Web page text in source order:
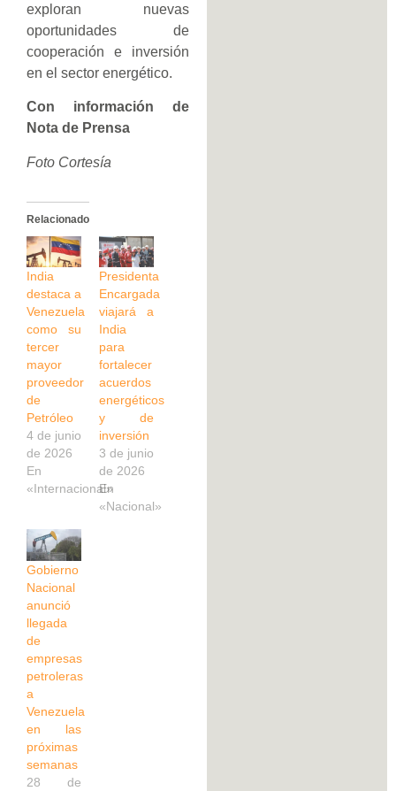
exploran nuevas
oportunidades de
cooperación e inversión
en el sector energético.
Con información de
Nota de Prensa
Foto Cortesía
Relacionado
India
destaca a
Venezuela
como su
tercer
mayor
proveedor
de
Petróleo
4 de junio
de 2026
En
«Internacional»
Presidenta
Encargada
viajará a
India
para
fortalecer
acuerdos
energéticos
y de
inversión
3 de junio
de 2026
En
«Nacional»
Gobierno
Nacional
anunció
llegada
de
empresas
petroleras
a
Venezuela
en las
próximas
semanas
28 de